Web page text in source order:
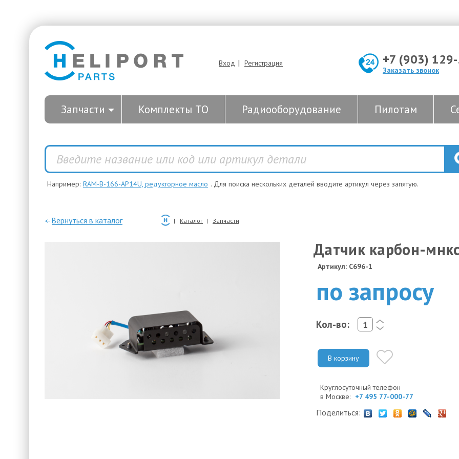
Вход | Регистрация +7 (903)
Заказать звонок
Запчасти Комплекты ТО Радиооборудование Пилотам
Например: RAM-B-166-AP14U, редукторное масло . Для поиска нескольких деталей вводите артикул через запятую.
—Вернуться в каталог Каталог Запчасти
Датчик карбон-
Артикул: C696-1
по запросу
Кол-во:
<
>
В корзину
Круглосуточный телефон
в Москве: +7 495 77-000-77
Поделиться: